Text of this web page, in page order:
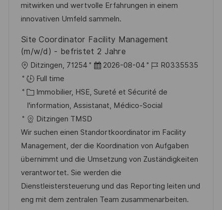
o
n
c
h
g
u
s
e
mitwirken und wertvolle Erfahrungen in einem
innovativen Umfeld sammeln.
Site Coordinator Facility Management
(m/w/d) - befristet 2 Jahre
o
c
i
s
a
t
i
o
Ditzingen, 71254
D
t
e
’
a
f
f
i
c
2026-08-04
R
f
é
e
n
c
d
u
R0335535
Full time
C
a
t
é
g
o
r
i
e
Immobilier, HSE, Sureté et Sécurité de
I'information, Assistanat, Médico-Social
Ditzingen TMSD
Wir suchen einen Standortkoordinator im Facility
Management, der die Koordination von Aufgaben
übernimmt und die Umsetzung von Zuständigkeiten
verantwortet. Sie werden die
Dienstleistersteuerung und das Reporting leiten und
eng mit dem zentralen Team zusammenarbeiten.